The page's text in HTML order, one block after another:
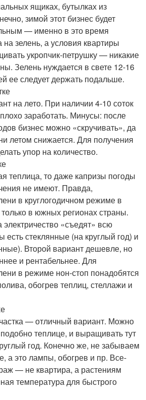
ящиках, бутылках из
зимой этот бизнес будет
— именно в это время
зелень, а условия квартиры
укропчик-петрушку — никакие
Зелень нуждается в свете 12-16
ее следует держать подальше.
на лето. При наличии 4-10 соток
заработать. Минусы: после
бизнес можно «скручивать», да
летом снижается. Для получения
упор на количество.
теплица, то даже капризы погоды
не имеют. Правда,
в круглогодичном режиме в
в южных регионах страны.
«съедят» всю
стеклянные (на круглый год) и
Второй вариант дешевле, но
и рентабельнее. Для
в режиме нон-стоп понадобятся
обогрев теплиц, стеллажи и
— отличный вариант. Можно
теплице, и выращивать тут
год. Конечно же, не забываем
а это лампы, обогрев и пр. Все-
— не квартира, а растениям
температура для быстрого